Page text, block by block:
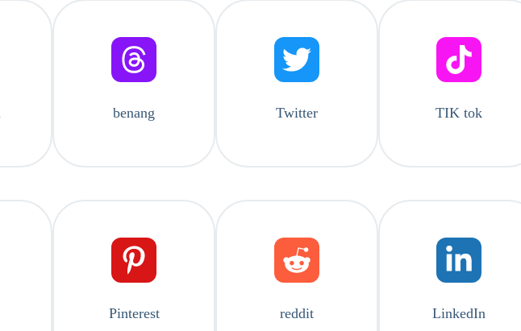
benang Twitter TIK tok
Pinterest reddit LinkedIn